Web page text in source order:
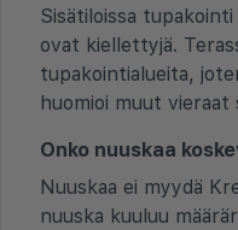
Sisätiloissa
ovat kiellettyjä.
tupakointialueita,
huomioi muut
Onko nuuskaa
Nuuskaa ei myydä
nuuska kuuluu